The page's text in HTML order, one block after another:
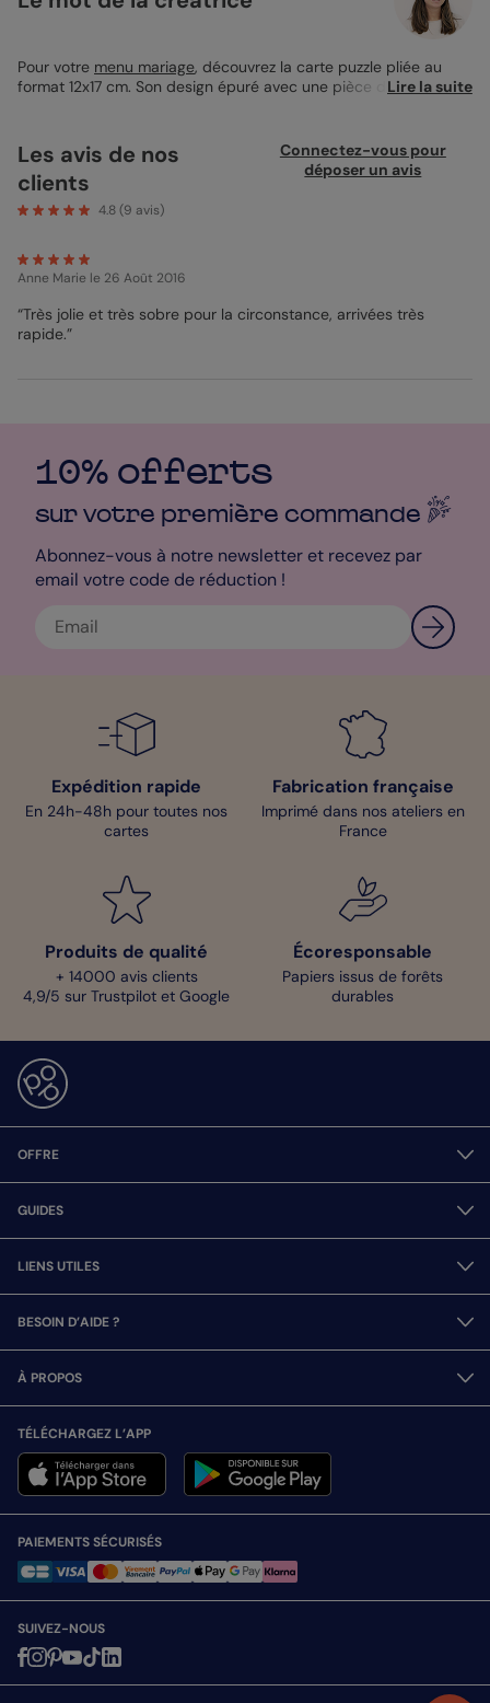
Pour votre menu mariage, découvrez la carte puzzle pliée au
format 12x17 cm. Son design épuré avec une pièce de puzzle au
d'ajouter votre texte et de rendre votre menu unique. Sans
angles arrondis, cette carte se tient bien en main et se pose
aisément sur la table, ajoutant une touche personnelle au repas.
Libre à vous de créer votre propre agencement. Simple à créer,
Lire la suite
Les avis de nos
clients
4.8(9 avis)
Connectez-vous pour
déposer un avis
Anne Marie le 26 Août 2016
“Très jolie et très sobre pour la circonstance, arrivées très
rapide.”
10% offerts
sur votre première commande
Abonnez-vous à notre newsletter et recevez par
email votre code de réduction !
Expédition rapide
En 24h-48h pour toutes nos
cartes
Fabrication française
Imprimé dans nos ateliers en
France
Produits de qualité
+ 14000 avis clients
4,9/5 sur Trustpilot et Google
Écoresponsable
Papiers issus de forêts
durables
OFFRE
GUIDES
LIENS UTILES
BESOIN D’AIDE ?
À PROPOS
TÉLÉCHARGEZ L’APP
PAIEMENTS SÉCURISÉS
SUIVEZ-NOUS